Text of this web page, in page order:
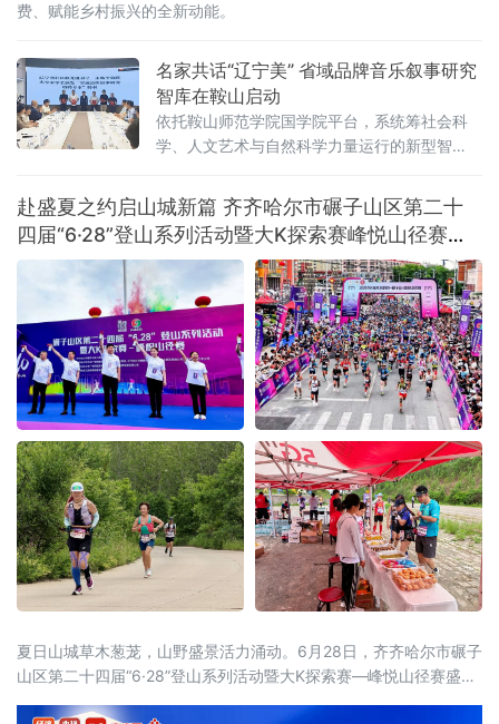
费、赋能乡村振兴的全新动能。
名家共话“辽宁美” 省域品牌音乐叙事研究
智库在鞍山启动
依托鞍山师范学院国学院平台，系统筹社会科
学、人文艺术与自然科学力量运行的新型智
围绕新大众文艺、古典音乐、传统文化、地域
文化及诵读传播五大方向深耕细作，着力补齐
国内音乐叙事系统化研究短板，形成有组织科
研模式。
赴盛夏之约启山城新篇 齐齐哈尔市碾子山区第二十
四届“6·28”登山系列活动暨大K探索赛峰悦山径赛激
情开赛
夏日山城草木葱茏，山野盛景活力涌动。6月28日，齐齐哈尔市碾子
山区第二十四届“6·28”登山系列活动暨大K探索赛—峰悦山径赛盛大